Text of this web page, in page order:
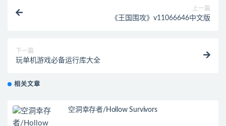
上一篇
《王国围攻》v11066646中文版
下一篇
玩单机游戏必备运行库大全
相关文章
空洞幸存者/Hollow Survivors